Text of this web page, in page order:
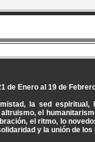
de Enero al 19 de
la sed
el
el ritmo, lo
y la unión de los